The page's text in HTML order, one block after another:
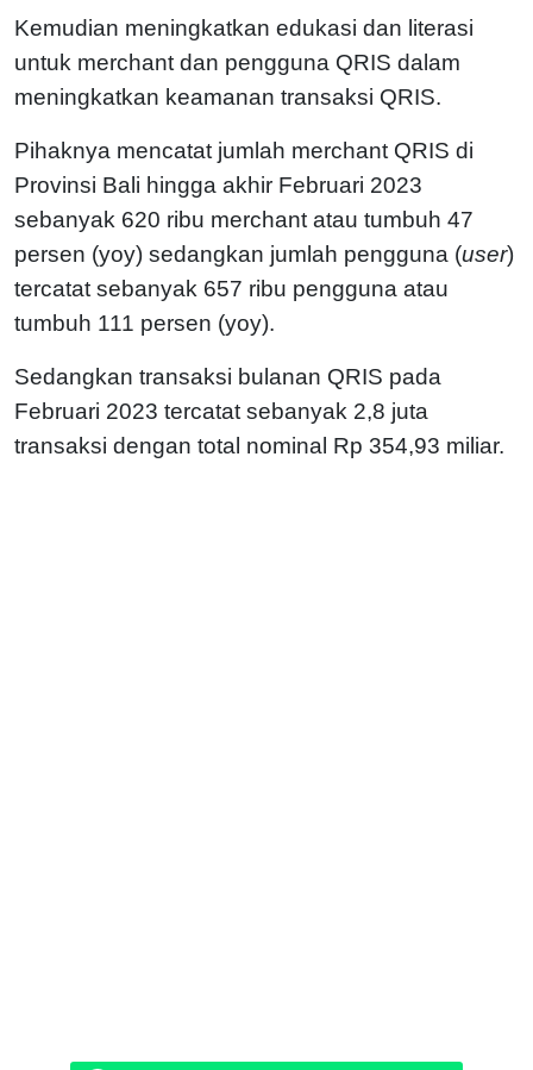
Kemudian meningkatkan edukasi dan literasi
untuk merchant dan pengguna QRIS dalam
meningkatkan keamanan transaksi QRIS.
Pihaknya mencatat jumlah merchant QRIS di
Provinsi Bali hingga akhir Februari 2023
sebanyak 620 ribu merchant atau tumbuh 47
persen (yoy) sedangkan jumlah pengguna (user)
tercatat sebanyak 657 ribu pengguna atau
tumbuh 111 persen (yoy).
Sedangkan transaksi bulanan QRIS pada
Februari 2023 tercatat sebanyak 2,8 juta
transaksi dengan total nominal Rp 354,93 miliar.